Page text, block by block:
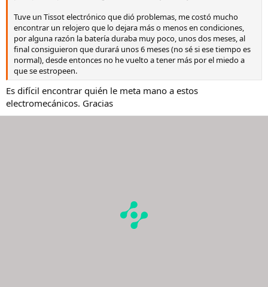
Tuve un Tissot electrónico que dió problemas, me costó mucho
encontrar un relojero que lo dejara más o menos en condiciones,
por alguna razón la batería duraba muy poco, unos dos meses, al
final consiguieron que durará unos 6 meses (no sé si ese tiempo es
normal), desde entonces no he vuelto a tener más por el miedo a
que se estropeen.
Es difícil encontrar quién le meta mano a estos
electromecánicos. Gracias